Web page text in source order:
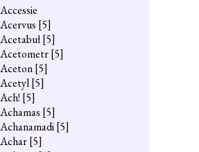
Accessie
Acervus [5]
Acetabuł[5]
Acetometr[5]
Aceton[5]
Acetyl[5]
Ach! [5]
Achamas [5]
Achanamadi[5]
Achar[5]